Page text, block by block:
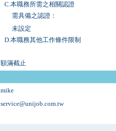
C.本職務所需之相關認證
需具備之認證：
未設定
D.本職務其他工作條件限制
額滿截止
mike
service@unijob.com.tw